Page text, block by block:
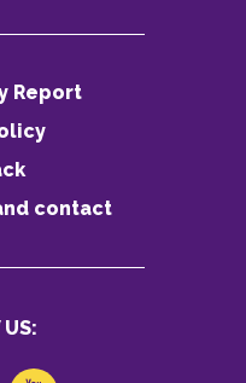
Report
contact